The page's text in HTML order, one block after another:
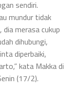
sendiri.
mundur tidak
merasa cukup
dihubungi,
diperbaiki,
kata Makka di
(17/2).